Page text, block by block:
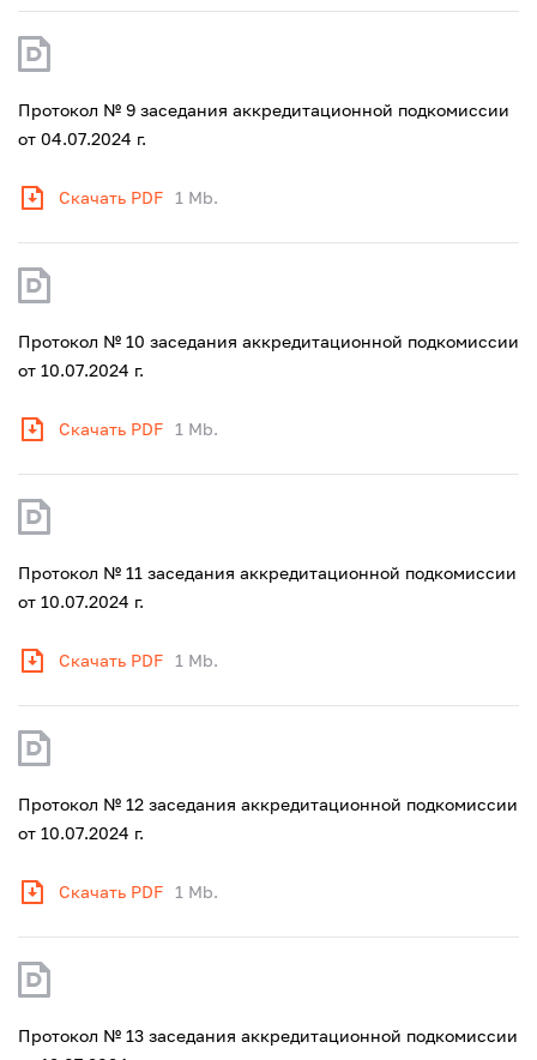
Протокол № 9 заседания аккредитационной подкомиссии
от 04.07.2024 г.
Скачать PDF 1 Mb.
Протокол № 10 заседания аккредитационной подкомиссии
от 10.07.2024 г.
Скачать PDF 1 Mb.
Протокол № 11 заседания аккредитационной подкомиссии
от 10.07.2024 г.
Скачать PDF 1 Mb.
Протокол № 12 заседания аккредитационной подкомиссии
от 10.07.2024 г.
Скачать PDF 1 Mb.
Протокол № 13 заседания аккредитационной подкомиссии